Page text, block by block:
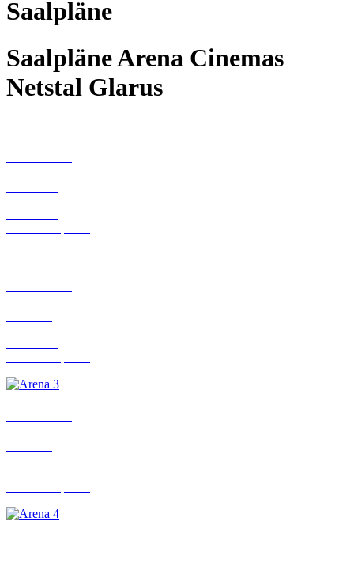
Saalpläne
Saalpläne Arena Cinemas
Netstal Glarus